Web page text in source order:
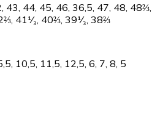
43 44 45 46 36,5 47 48 48⅔
41¹⁄₃ 40⅔ 39¹⁄₃ 38⅔
10,5 11,5 12,5 6 7 8 5